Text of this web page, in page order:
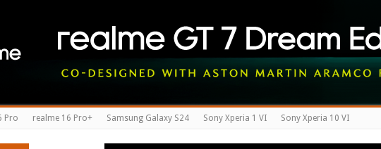
Pro realme 16 Pro+ Samsung Galaxy S24 Sony Xperia 1 VI Sony Xperia 10 VI